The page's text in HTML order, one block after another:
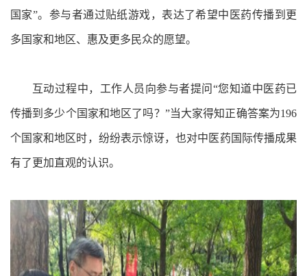
国家”。参与者通过贴纸游戏，表达了希望中医药传播到更
多国家和地区、惠及更多民众的愿望。
互动过程中，工作人员向参与者提问“您知道中医药已
传播到多少个国家和地区了吗？”当大家得知正确答案为196
个国家和地区时，纷纷表示惊讶，也对中医药国际传播成果
有了更加直观的认识。